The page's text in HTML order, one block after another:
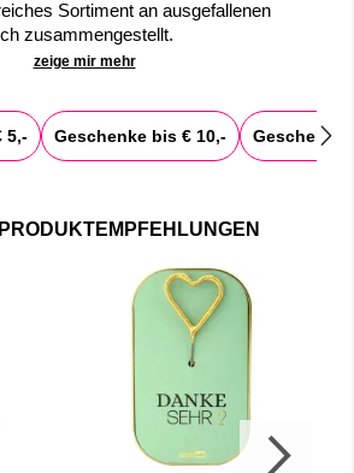
Sortiment an ausgefallenen
zusammengestellt.
es schöne Dinge zum Verschenken
schöneSüßigkeiten Spirituosen
und vieles mehr. Hier findest dutolle
deine Freundin, aber auch für Mama
für Männer und Frauen.
Bestellung!
Auf Wunsch Direktversand
zeige mir mehr
5,- Geschenke bis € 10,- Geschenke